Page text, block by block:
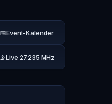
📅Event-Kalender
📡Live 27.235 MHz